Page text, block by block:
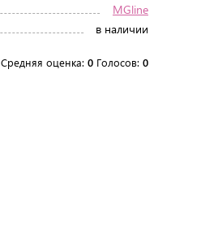
MGline
в наличии
Средняя оценка: 0 Голосов: 0